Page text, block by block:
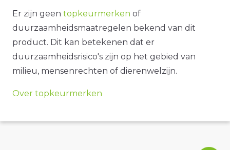
Er zijn geen topkeurmerken of
duurzaamheidsmaatregelen bekend van dit
product. Dit kan betekenen dat er
duurzaamheidsrisico's zijn op het gebied van
milieu, mensenrechten of dierenwelzijn.
Over topkeurmerken